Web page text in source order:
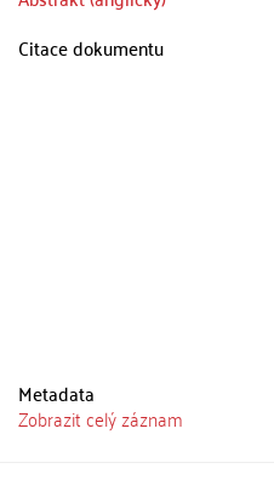
Citace dokumentu
Metadata
Zobrazit celý záznam